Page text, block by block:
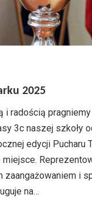
2025
i radością
3c naszej szkoły
edycji Pucharu
zaangażowaniem i
na…